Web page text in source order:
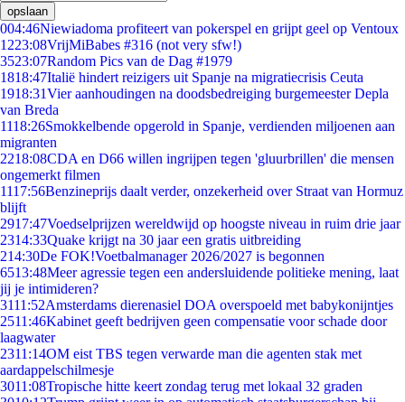
opslaan
004:46Niewiadoma profiteert van pokerspel en grijpt geel op Ventoux
1223:08VrijMiBabes #316 (not very sfw!)
3523:07Random Pics van de Dag #1979
1818:47Italië hindert reizigers uit Spanje na migratiecrisis Ceuta
1918:31Vier aanhoudingen na doodsbedreiging burgemeester Depla
van Breda
1118:26Smokkelbende opgerold in Spanje, verdienden miljoenen aan
migranten
2218:08CDA en D66 willen ingrijpen tegen 'gluurbrillen' die mensen
ongemerkt filmen
1117:56Benzineprijs daalt verder, onzekerheid over Straat van Hormuz
blijft
2917:47Voedselprijzen wereldwijd op hoogste niveau in ruim drie jaar
2314:33Quake krijgt na 30 jaar een gratis uitbreiding
214:30De FOK!Voetbalmanager 2026/2027 is begonnen
6513:48Meer agressie tegen een andersluidende politieke mening, laat
jij je intimideren?
3111:52Amsterdams dierenasiel DOA overspoeld met babykonijntjes
2511:46Kabinet geeft bedrijven geen compensatie voor schade door
laagwater
2311:14OM eist TBS tegen verwarde man die agenten stak met
aardappelschilmesje
3011:08Tropische hitte keert zondag terug met lokaal 32 graden